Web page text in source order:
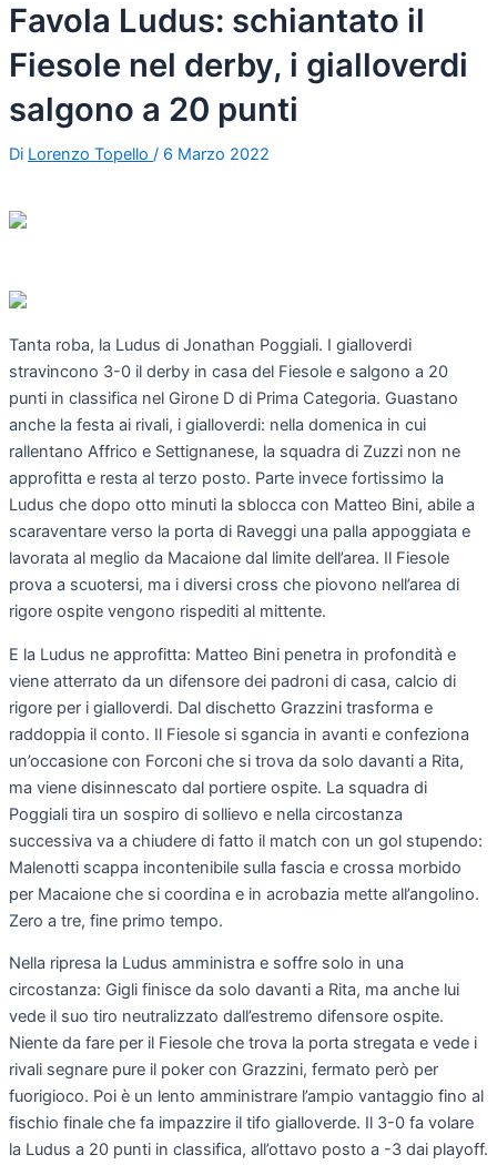
Favola Ludus: schiantato il
Fiesole nel derby, i gialloverdi
salgono a 20 punti
Di Lorenzo Topello / 6 Marzo 2022
Tanta roba, la Ludus di Jonathan Poggiali. I gialloverdi
stravincono 3-0 il derby in casa del Fiesole e salgono a 20
punti in classifica nel Girone D di Prima Categoria. Guastano
anche la festa ai rivali, i gialloverdi: nella domenica in cui
rallentano Affrico e Settignanese, la squadra di Zuzzi non ne
approfitta e resta al terzo posto. Parte invece fortissimo la
Ludus che dopo otto minuti la sblocca con Matteo Bini, abile a
scaraventare verso la porta di Raveggi una palla appoggiata e
lavorata al meglio da Macaione dal limite dell’area. Il Fiesole
prova a scuotersi, ma i diversi cross che piovono nell’area di
rigore ospite vengono rispediti al mittente.
E la Ludus ne approfitta: Matteo Bini penetra in profondità e
viene atterrato da un difensore dei padroni di casa, calcio di
rigore per i gialloverdi. Dal dischetto Grazzini trasforma e
raddoppia il conto. Il Fiesole si sgancia in avanti e confeziona
un’occasione con Forconi che si trova da solo davanti a Rita,
ma viene disinnescato dal portiere ospite. La squadra di
Poggiali tira un sospiro di sollievo e nella circostanza
successiva va a chiudere di fatto il match con un gol stupendo:
Malenotti scappa incontenibile sulla fascia e crossa morbido
per Macaione che si coordina e in acrobazia mette all’angolino.
Zero a tre, fine primo tempo.
Nella ripresa la Ludus amministra e soffre solo in una
circostanza: Gigli finisce da solo davanti a Rita, ma anche lui
vede il suo tiro neutralizzato dall’estremo difensore ospite.
Niente da fare per il Fiesole che trova la porta stregata e vede i
rivali segnare pure il poker con Grazzini, fermato però per
fuorigioco. Poi è un lento amministrare l’ampio vantaggio fino al
fischio finale che fa impazzire il tifo gialloverde. Il 3-0 fa volare
la Ludus a 20 punti in classifica, all’ottavo posto a -3 dai playoff.